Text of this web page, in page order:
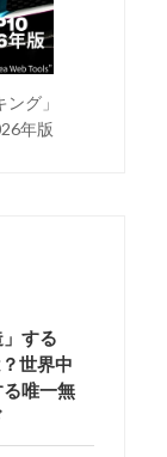
グ」
年版
する
世界中
唯一無